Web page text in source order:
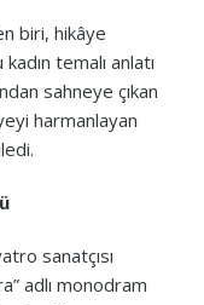
biri, hikâye
temalı anlatı
sahneye çıkan
harmanlayan
sanatçısı
adlı monodram